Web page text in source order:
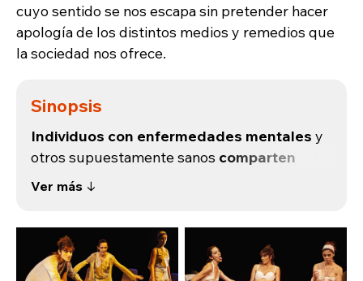
cuyo sentido se nos escapa sin pretender hacer
apología de los distintos medios y remedios que
la sociedad nos ofrece.
Sinopsis
Individuos con enfermedades mentales y
otros supuestamente sanos comparten
experiencias
diagnosticadas de enfermedad mental en
varios centros asistenciales de Madrid.
Ver más ↓